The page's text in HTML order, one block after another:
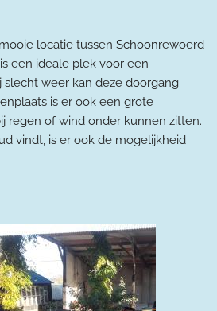
locatie tussen Schoonrewoerd
een ideale plek voor een
slecht weer kan deze doorgang
is er ook een grote
regen of wind onder kunnen zitten.
vindt, is er ook de mogelijkheid